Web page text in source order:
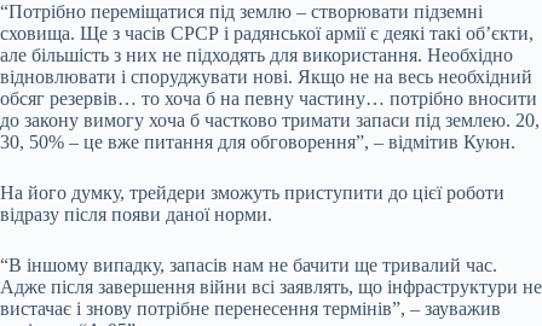
“Потрібно переміщатися під землю – створювати підземні
сховища. Ще з часів СРСР і радянської армії є деякі такі об’єкти,
але більшість з них не підходять для використання. Необхідно
відновлювати і споруджувати нові. Якщо не на весь необхідний
обсяг резервів… то хоча б на певну частину… потрібно вносити
до закону вимогу хоча б частково тримати запаси під землею. 20,
30, 50% – це вже питання для обговорення”, – відмітив Куюн.
На його думку, трейдери зможуть приступити до цієї роботи
відразу після появи даної норми.
“В іншому випадку, запасів нам не бачити ще тривалий час.
Адже після завершення війни всі заявлять, що інфраструктури не
вистачає і знову потрібне перенесення термінів”, – зауважив